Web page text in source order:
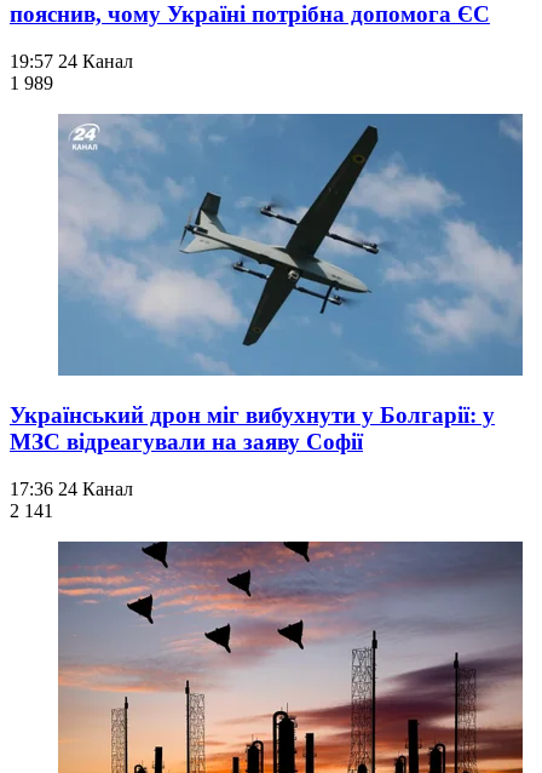
пояснив, чому Україні потрібна допомога ЄС
19:57 24 Канал
1 989
Український дрон міг вибухнути у Болгарії: у
МЗС відреагували на заяву Софії
17:36 24 Канал
2 141